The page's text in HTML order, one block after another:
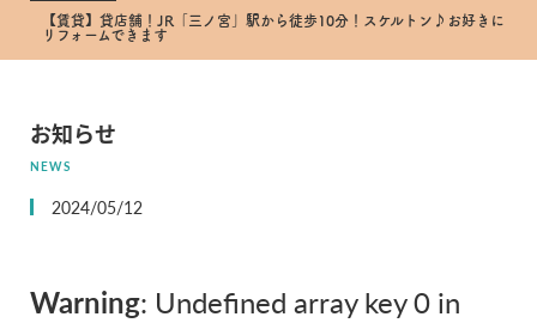
【賃貸】貸店舗！JR「三ノ宮」駅から徒歩10分！スケルトン♪お好きに
リフォームできます
お知らせ
NEWS
2024/05/12
Warning: Undefined array key 0 in